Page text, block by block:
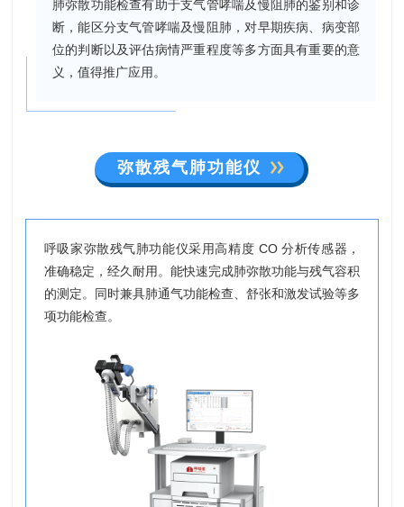
肺弥散功能检查有助于支气管哮喘及慢阻肺的鉴别和诊
断，能区分支气管哮喘及慢阻肺，对早期疾病、病变部
位的判断以及评估病情严重程度等多方面具有重要的意
义，值得推广应用。
弥散残气肺功能仪
呼吸家弥散残气肺功能仪采用高精度 CO 分析传感器，
准确稳定，经久耐用。能快速完成肺弥散功能与残气容积
的测定。同时兼具肺通气功能检查、舒张和激发试验等多
项功能检查。